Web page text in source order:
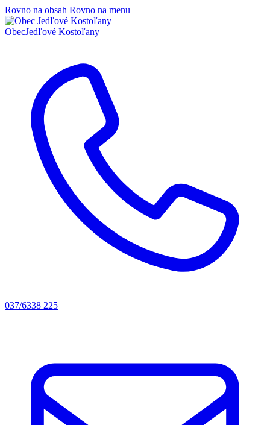
Rovno na obsah Rovno na menu
ObecJedľové Kostoľany
037/6338 225